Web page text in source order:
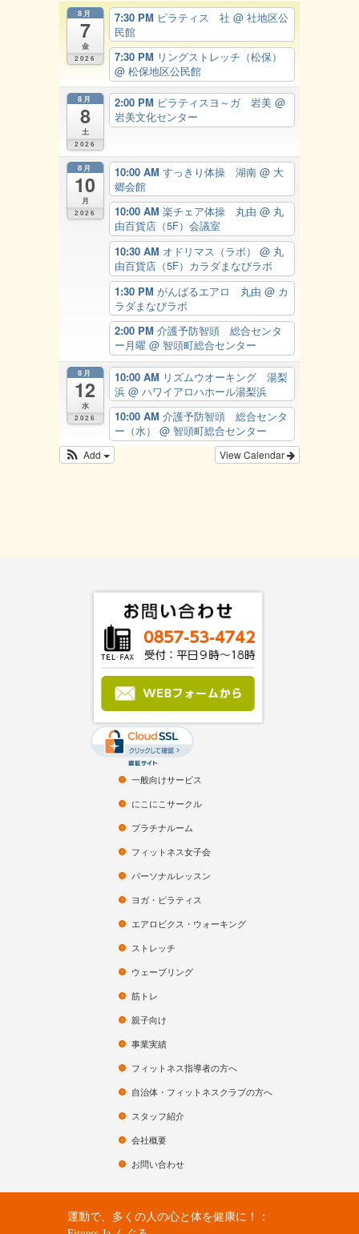
8月
7
金
2026
7:30 PM ピラティス 社 @ 社地区公
民館
7:30 PM リングストレッチ（松保）
@ 松保地区公民館
8月
8
土
2026
2:00 PM ピラティスヨ～ガ 岩美 @
岩美文化センター
8月
10
月
2026
10:00 AM すっきり体操 湖南 @ 大
郷会館
10:00 AM 楽チェア体操 丸由 @ 丸
由百貨店（5F）会議室
10:30 AM オドリマス（ラボ） @ 丸
由百貨店（5F）カラダまなびラボ
1:30 PM がんばるエアロ 丸由 @ カ
ラダまなびラボ
2:00 PM 介護予防智頭 総合センタ
ー月曜 @ 智頭町総合センター
8月
12
水
2026
10:00 AM リズムウオーキング 湯梨
浜 @ ハワイアロハホール湯梨浜
10:00 AM 介護予防智頭 総合センタ
ー（水） @ 智頭町総合センター
View Calendar
Add
一般向けサービス
にこにこサークル
プラチナルーム
フィットネス女子会
パーソナルレッスン
ヨガ・ピラティス
エアロビクス・ウォーキング
ストレッチ
ウェーブリング
筋トレ
親子向け
事業実績
フィットネス指導者の方へ
自治体・フィットネスクラブの方へ
スタッフ紹介
会社概要
お問い合わせ
運動で、多くの人の心と体を健康に！：